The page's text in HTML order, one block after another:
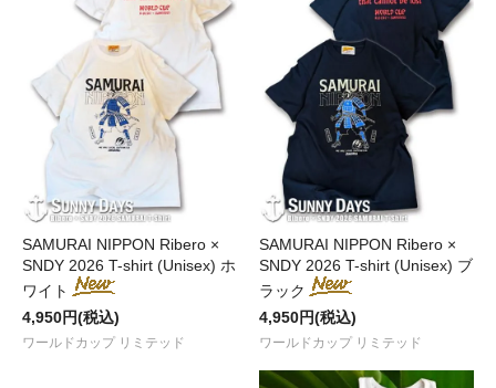
SAMURAI NIPPON Ribero ×
SNDY 2026 T-shirt (Unisex) ホ
ワイト
4,950円(税込)
ワールドカップ リミテッド
SAMURAI NIPPON Ribero ×
SNDY 2026 T-shirt (Unisex) ブ
ラック
4,950円(税込)
ワールドカップ リミテッド